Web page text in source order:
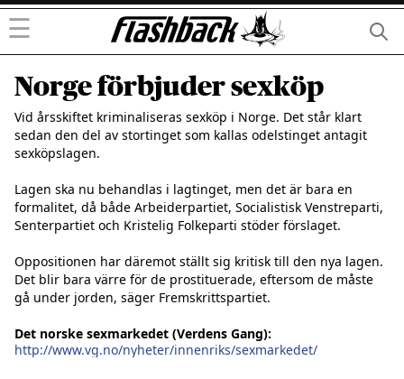
☰
Norge förbjuder sexköp
Vid årsskiftet kriminaliseras sexköp i Norge. Det står klart
sedan den del av stortinget som kallas odelstinget antagit
sexköpslagen.
Lagen ska nu behandlas i lagtinget, men det är bara en
formalitet, då både Arbeiderpartiet, Socialistisk Venstreparti,
Senterpartiet och Kristelig Folkeparti stöder förslaget.
Oppositionen har däremot ställt sig kritisk till den nya lagen.
Det blir bara värre för de prostituerade, eftersom de måste
gå under jorden, säger Fremskrittspartiet.
Det norske sexmarkedet (Verdens Gang):
http://www.vg.no/nyheter/innenriks/sexmarkedet/